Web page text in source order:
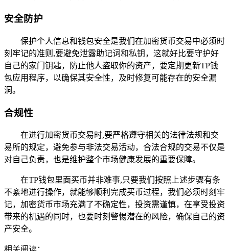
安全防护
保护个人信息和钱包安全是我们在加密货币交易中必须时
刻牢记的准则,要避免泄露助记词和私钥，这就好比要守护好
自己的家门钥匙，防止他人盗取你的资产，要定期更新TP钱
包应用程序，以确保其安全性，及时修复可能存在的安全漏
洞。
合规性
在进行加密货币交易时,要严格遵守相关的法律法规和交
易所的规定，避免参与非法交易活动，合法合规的交易不仅是
对自己负责，也是维护整个市场健康发展的重要保障。
在TP钱包里面买币并非难事,只要我们按照上述步骤有条
不紊地进行操作，就能够顺利完成买币过程，我们必须时刻牢
记，加密货币市场充满了不确定性，投资需谨慎，在享受投资
带来的机遇的同时，也要时刻警惕潜在的风险，确保自己的资
产安全。